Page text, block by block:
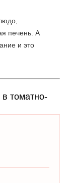
печень. А
и это
в томатно-